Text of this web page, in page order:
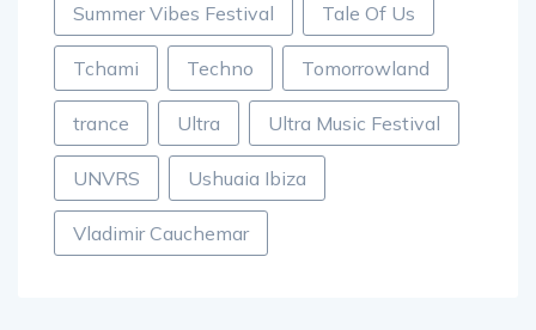
Summer Vibes Festival Tale Of Us
Tchami Techno Tomorrowland
trance Ultra Ultra Music Festival
UNVRS Ushuaia Ibiza
Vladimir Cauchemar